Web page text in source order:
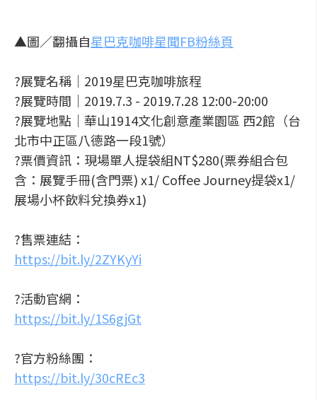
▲圖／翻攝自星巴克咖啡星聞FB粉絲頁
?展覽名稱｜2019星巴克咖啡旅程
?展覽時間｜2019.7.3 - 2019.7.28 12:00-20:00
?展覽地點｜華山1914文化創意產業園區 西2館（台
北市中正區八德路一段1號）
?票價資訊：現場單人提袋組NT$280(票券組合包
含：展覽手冊(含門票) x1/ Coffee Journey提袋x1/
展場小杯飲料兌換券x1)
?售票連結：
https://bit.ly/2ZYKyYi
?活動官網：
https://bit.ly/1S6gjGt
?官方粉絲團：
https://bit.ly/30cREc3